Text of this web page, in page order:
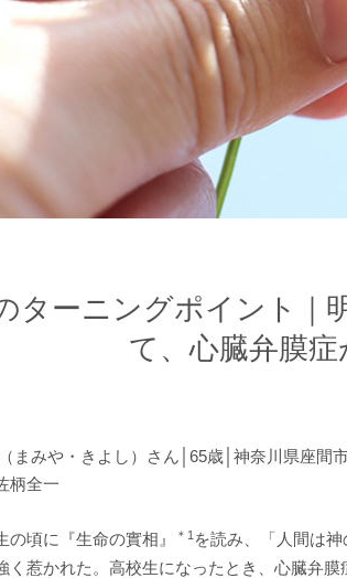
ターニングポイント｜
て、心臓弁膜症
まみや・きよし）さん│65歳│神奈川県座間
柄全一
頃に『生命の實相』 ＊1を読み、「人間は
く惹かれた。高校生になったとき、心臓弁